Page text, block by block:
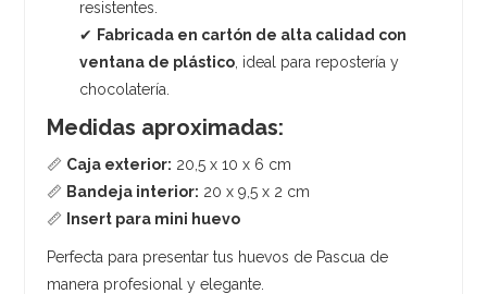
resistentes.
✔ Fabricada en cartón de alta calidad con
ventana de plástico , ideal para repostería y
chocolatería.
Medidas aproximadas:
📏 Caja exterior: 20,5 x 10 x 6 cm
📏 Bandeja interior: 20 x 9,5 x 2 cm
📏
Insert para mini huevo
Perfecta para presentar tus huevos de Pascua de
manera profesional y elegante.